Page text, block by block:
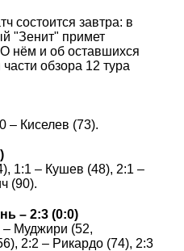
состоится завтра: в
"Зенит" примет
нём и об оставшихся
обзора 12 тура
– Киселев (73).
1:1 – Кушев (48), 2:1 –
(90).
– 2:3 (0:0)
– Муджири (52,
2:2 – Рикардо (74), 2:3